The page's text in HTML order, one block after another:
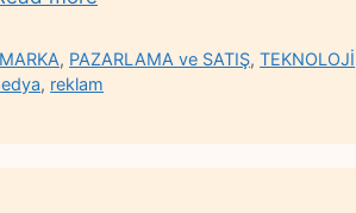
MARKA, PAZARLAMA ve SATIŞ,TEKNOLOJİ
, reklam